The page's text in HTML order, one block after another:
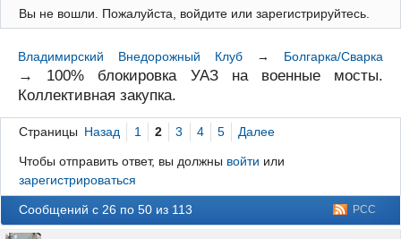
Форум
Правила
Регистрация
Вход
Вы не вошли. Пожалуйста, войдите или зарегистрируйтесь.
Владимирский Внедорожный Клуб → Болгарка/Сварка
→ 100% блокировка УАЗ на военные мосты.
Коллективная закупка.
Страницы Назад 1 2 3 4 5 Далее
Чтобы отправить ответ, вы должны войти или
зарегистрироваться
РСС
Сообщений с 26 по 50 из 113